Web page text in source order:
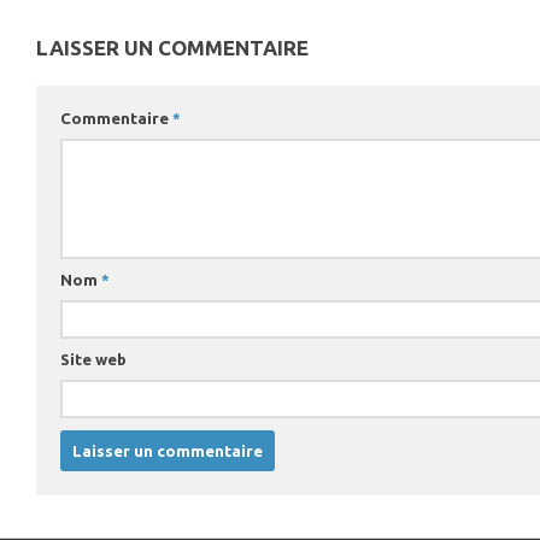
LAISSER UN COMMENTAIRE
Commentaire *
Nom *
Site web